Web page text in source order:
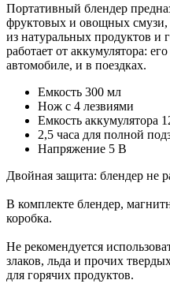
Портативный блендер
фруктовых и овощных смузи,
из натуральных продуктов и
работает от аккумулятора:
автомобиле, и в поездках.
Емкость 300 мл
Нож с 4 лезвиями
Емкость аккумулятора
2,5 часа для полной
Напряжение 5 В
Двойная защита: блендер не
В комплекте блендер,
коробка.
Не рекомендуется
злаков, льда и прочих
для горячих продуктов.